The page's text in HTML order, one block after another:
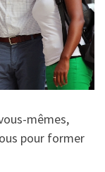
mêmes,
pour former